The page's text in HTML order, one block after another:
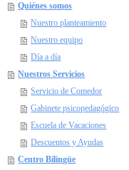
Quiénes somos
Nuestro planteamiento
Nuestro equipo
Día a día
Nuestros Servicios
Servicio de Comedor
Gabinete psicopedagógico
Escuela de Vacaciones
Descuentos y Ayudas
Centro Bilingüe